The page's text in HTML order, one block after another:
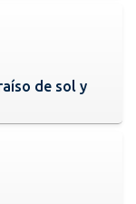
de sol y